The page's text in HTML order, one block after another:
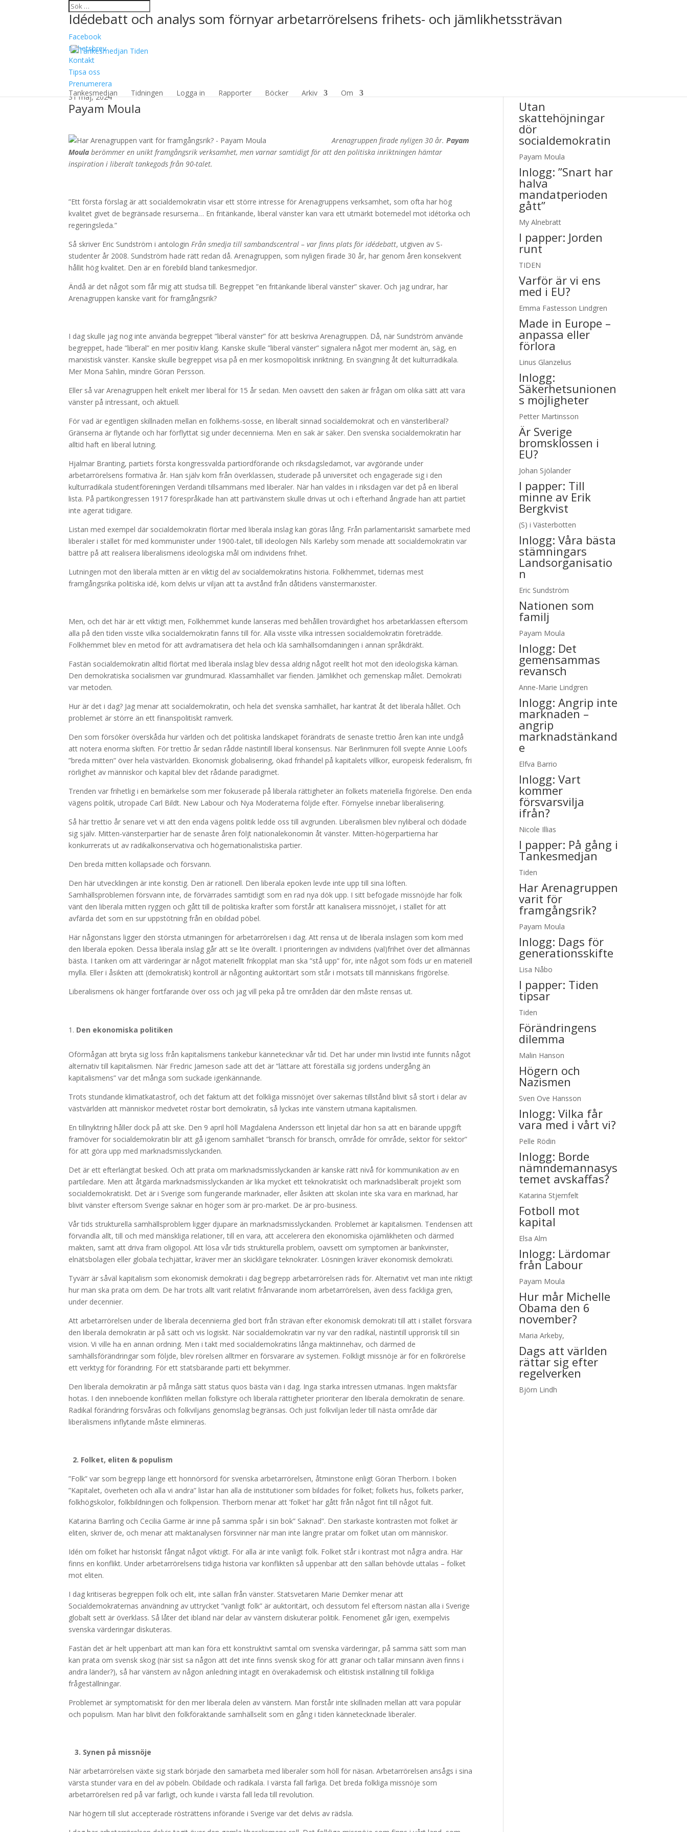
Idédebatt och analys som förnyar arbetarrörelsens frihets- och jämlikhetssträvan
Facebook
Nyhetsbrev
Kontakt
Tipsa oss
Prenumerera
Tankesmedjan
Tidningen Logga in Rapporter Böcker Arkiv Om
Har Arenagruppen varit för framgångsrik?
31 maj, 2024
Payam Moula
Arenagruppen firade nyligen 30 år.Payam
Moula berömmer en unikt framgångsrik verksamhet, men varnar samtidigt för att den politiska inriktningen hämtar
inspiration i liberalt tankegods från 90-talet.
”Ett första förslag är att socialdemokratin visar ett större intresse för Arenagruppens verksamhet, som ofta har hög
kvalitet givet de begränsade resurserna… En fritänkande, liberal vänster kan vara ett utmärkt botemedel mot idétorka och
regeringsleda.”
Så skriver Eric Sundström i antologinFrån smedja till sambandscentral – var finns plats för idédebatt, utgiven av S-
studenter år 2008. Sundström hade rätt redan då. Arenagruppen, som nyligen firade 30 år, har genom åren konsekvent
hållit hög kvalitet. Den är en förebild bland tankesmedjor.
Ändå är det något som får mig att studsa till. Begreppet ”en fritänkande liberal vänster” skaver. Och jag undrar, har
Arenagruppen kanske varit för framgångsrik?
I dag skulle jag nog inte använda begreppet ”liberal vänster” för att beskriva Arenagruppen. Då, när Sundström använde
begreppet, hade ”liberal” en mer positiv klang. Kanske skulle ”liberal vänster” signalera något mer modernt än, säg, en
marxistisk vänster. Kanske skulle begreppet visa på en mer kosmopolitisk inriktning. En svängning åt det kulturradikala.
Mer Mona Sahlin, mindre Göran Persson.
Eller så var Arenagruppen helt enkelt mer liberal för 15 år sedan. Men oavsett den saken är frågan om olika sätt att vara
vänster på intressant, och aktuell.
För vad är egentligen skillnaden mellan en folkhems-sosse, en liberalt sinnad socialdemokrat och en vänsterliberal?
Gränserna är flytande och har förflyttat sig under decennierna. Men en sak är säker. Den svenska socialdemokratin har
alltid haft en liberal lutning.
Hjalmar Branting, partiets första kongressvalda partiordförande och riksdagsledamot, var avgörande under
arbetarrörelsens formativa år. Han själv kom från överklassen, studerade på universitet och engagerade sig i den
kulturradikala studentföreningen Verdandi tillsammans med liberaler. När han valdes in i riksdagen var det på en liberal
lista. På partikongressen 1917 förespråkade han att partivänstern skulle drivas ut och i efterhand ångrade han att partiet
inte agerat tidigare.
Listan med exempel där socialdemokratin flörtar med liberala inslag kan göras lång. Från parlamentariskt samarbete med
liberaler i stället för med kommunister under 1900-talet, till ideologen Nils Karleby som menade att socialdemokratin var
bättre på att realisera liberalismens ideologiska mål om individens frihet.
Lutningen mot den liberala mitten är en viktig del av socialdemokratins historia. Folkhemmet, tidernas mest
framgångsrika politiska idé, kom delvis ur viljan att ta avstånd från dåtidens vänstermarxister.
Men, och det här är ett viktigt men, Folkhemmet kunde lanseras med behållen trovärdighet hos arbetarklassen eftersom
alla på den tiden visste vilka socialdemokratin fanns till för. Alla visste vilka intressen socialdemokratin företrädde.
Folkhemmet blev en metod för att avdramatisera det hela och klä samhällsomdaningen i annan språkdräkt.
Fastän socialdemokratin alltid flörtat med liberala inslag blev dessa aldrig något reellt hot mot den ideologiska kärnan.
Den demokratiska socialismen var grundmurad. Klassamhället var fienden. Jämlikhet och gemenskap målet. Demokrati
var metoden.
Hur är det i dag? Jag menar att socialdemokratin, och hela det svenska samhället, har kantrat åt det liberala hållet. Och
problemet är större än ett finanspolitiskt ramverk.
Den som försöker överskåda hur världen och det politiska landskapet förändrats de senaste trettio åren kan inte undgå
att notera enorma skiften. För trettio år sedan rådde nästintill liberal konsensus. När Berlinmuren föll svepte Annie Lööfs
”breda mitten” över hela västvärlden. Ekonomisk globalisering, ökad frihandel på kapitalets villkor, europeisk federalism, fri
rörlighet av människor och kapital blev det rådande paradigmet.
Trenden var frihetlig i en bemärkelse som mer fokuserade på liberala rättigheter än folkets materiella frigörelse. Den enda
vägens politik, utropade Carl Bildt. New Labour och Nya Moderaterna följde efter. Förnyelse innebar liberalisering.
Så här trettio år senare vet vi att den enda vägens politik ledde oss till avgrunden. Liberalismen blev nyliberal och dödade
sig själv. Mitten-vänsterpartier har de senaste åren följt nationalekonomin åt vänster. Mitten-högerpartierna har
konkurrerats ut av radikalkonservativa och högernationalistiska partier.
Den breda mitten kollapsade och försvann.
Den här utvecklingen är inte konstig. Den är rationell. Den liberala epoken levde inte upp till sina löften.
Samhällsproblemen försvann inte, de förvärrades samtidigt som en rad nya dök upp. I sitt befogade missnöjde har folk
vänt den liberala mitten ryggen och gått till de politiska krafter som förstår att kanalisera missnöjet, i stället för att
avfärda det som en sur uppstötning från en obildad pöbel.
Här någonstans ligger den största utmaningen för arbetarrörelsen i dag. Att rensa ut de liberala inslagen som kom med
den liberala epoken. Dessa liberala inslag går att se lite överallt. I prioriteringen av individens (val)frihet över det allmännas
bästa. I tanken om att värderingar är något materiellt frikopplat man ska ”stå upp” för, inte något som föds ur en materiell
mylla. Eller i åsikten att (demokratisk) kontroll är någonting auktoritärt som står i motsats till människans frigörelse.
Liberalismens ok hänger fortfarande över oss och jag vill peka på tre områden där den måste rensas ut.
Den ekonomiska politiken
Oförmågan att bryta sig loss från kapitalismens tankebur kännetecknar vår tid. Det har under min livstid inte funnits något
alternativ till kapitalismen. När Fredric Jameson sade att det är ”lättare att föreställa sig jordens undergång än
kapitalismens” var det många som suckade igenkännande.
Trots stundande klimatkatastrof, och det faktum att det folkliga missnöjet över sakernas tillstånd blivit så stort i delar av
västvärlden att människor medvetet röstar bort demokratin, så lyckas inte vänstern utmana kapitalismen.
En tillnyktring håller dock på att ske. Den 9 april höll Magdalena Andersson ett linjetal där hon sa att en bärande uppgift
framöver för socialdemokratin blir att gå igenom samhället ”bransch för bransch, område för område, sektor för sektor”
för att göra upp med marknadsmisslyckanden.
Det är ett efterlängtat besked. Och att prata om marknadsmisslyckanden är kanske rätt nivå för kommunikation av en
partiledare. Men att åtgärda marknadsmisslyckanden är lika mycket ett teknokratiskt och marknadsliberalt projekt som
socialdemokratiskt. Det är i Sverige som fungerande marknader, eller åsikten att skolan inte ska vara en marknad, har
blivit vänster eftersom Sverige saknar en höger som är pro-market. De är pro-business.
Vår tids strukturella samhällsproblem ligger djupare än marknadsmisslyckanden. Problemet är kapitalismen. Tendensen att
förvandla allt, till och med mänskliga relationer, till en vara, att accelerera den ekonomiska ojämlikheten och därmed
makten, samt att driva fram oligopol. Att lösa vår tids strukturella problem, oavsett om symptomen är bankvinster,
elnätsbolagen eller globala techjättar, kräver mer än skickligare teknokrater. Lösningen kräver ekonomisk demokrati.
Tyvärr är såväl kapitalism som ekonomisk demokrati i dag begrepp arbetarrörelsen räds för. Alternativt vet man inte riktigt
hur man ska prata om dem. De har trots allt varit relativt frånvarande inom arbetarrörelsen, även dess fackliga gren,
under decennier.
Att arbetarrörelsen under de liberala decennierna gled bort från strävan efter ekonomisk demokrati till att i stället försvara
den liberala demokratin är på sätt och vis logiskt. När socialdemokratin var ny var den radikal, nästintill upprorisk till sin
vision. Vi ville ha en annan ordning. Men i takt med socialdemokratins långa maktinnehav, och därmed de
samhällsförändringar som följde, blev rörelsen alltmer en försvarare av systemen. Folkligt missnöje är för en folkrörelse
ett verktyg för förändring. För ett statsbärande parti ett bekymmer.
Den liberala demokratin är på många sätt status quos bästa vän i dag. Inga starka intressen utmanas. Ingen maktsfär
hotas. I den inneboende konflikten mellan folkstyre och liberala rättigheter prioriterar den liberala demokratin de senare.
Radikal förändring försvåras och folkviljans genomslag begränsas. Och just folkviljan leder till nästa område där
liberalismens inflytande måste elimineras.
2. Folket, eliten & populism
”Folk” var som begrepp länge ett honnörsord för svenska arbetarrörelsen, åtminstone enligt Göran Therborn. I boken
”Kapitalet, överheten och alla vi andra” listar han alla de institutioner som bildades för folket; folkets hus, folkets parker,
folkhögskolor, folkbildningen och folkpension. Therborn menar att ’folket’ har gått från något fint till något fult.
Katarina Barrling och Cecilia Garme är inne på samma spår i sin bok” Saknad”. Den starkaste kontrasten mot folket är
eliten, skriver de, och menar att maktanalysen försvinner när man inte längre pratar om folket utan om människor.
Idén om folket har historiskt fångat något viktigt. För alla är inte vanligt folk. Folket står i kontrast mot några andra. Här
finns en konflikt. Under arbetarrörelsens tidiga historia var konflikten så uppenbar att den sällan behövde uttalas – folket
mot eliten.
I dag kritiseras begreppen folk och elit, inte sällan från vänster. Statsvetaren Marie Demker menar att
Socialdemokraternas användning av uttrycket ”vanligt folk” är auktoritärt, och dessutom fel eftersom nästan alla i Sverige
globalt sett är överklass. Så låter det ibland när delar av vänstern diskuterar politik. Fenomenet går igen, exempelvis
svenska värderingar diskuteras.
Fastän det är helt uppenbart att man kan föra ett konstruktivt samtal om svenska värderingar, på samma sätt som man
kan prata om svensk skog (när sist sa någon att det inte finns svensk skog för att granar och tallar minsann även finns i
andra länder?), så har vänstern av någon anledning intagit en överakademisk och elitistisk inställning till folkliga
frågeställningar.
Problemet är symptomatiskt för den mer liberala delen av vänstern. Man förstår inte skillnaden mellan att vara populär
och populism. Man har blivit den folkföraktande samhällselit som en gång i tiden kännetecknade liberaler.
3. Synen på missnöje
När arbetarrörelsen växte sig stark började den samarbeta med liberaler som höll för näsan. Arbetarrörelsen ansågs i sina
värsta stunder vara en del av pöbeln. Obildade och radikala. I värsta fall farliga. Det breda folkliga missnöje som
arbetarrörelsen red på var farligt, och kunde i värsta fall leda till revolution.
När högern till slut accepterade rösträttens införande i Sverige var det delvis av rädsla.
Utan
skattehöjningar
dör
socialdemokratin
Payam Moula
Inlogg:”Snart har
halva
mandatperioden
gått”
My Alnebratt
I papper: Jorden
runt
TIDEN
Varför är vi ens
med i EU?
Emma Fastesson Lindgren
Made in Europe –
anpassa eller
förlora
Linus Glanzelius
Inlogg:
Säkerhetsunionen
s möjligheter
Petter Martinsson
Är Sverige
bromsklossen i
EU?
Johan Sjölander
I papper: Till
minne av Erik
Bergkvist
(S) i Västerbotten
Inlogg:Våra bästa
stämningars
Landsorganisatio
n
Eric Sundström
Nationen som
familj
Payam Moula
Inlogg: Det
gemensammas
revansch
Anne-Marie Lindgren
Inlogg:Angrip inte
marknaden –
angrip
marknadstänkand
e
Elfva Barrio
Inlogg:Vart
kommer
försvarsvilja
ifrån?
Nicole Illias
I papper: På gång i
Tankesmedjan
Tiden
Har Arenagruppen
varit för
framgångsrik?
Payam Moula
Inlogg: Dags för
generationsskifte
Lisa Nåbo
I papper: Tiden
tipsar
Tiden
Förändringens
dilemma
Malin Hanson
Högern och
Nazismen
Sven Ove Hansson
Inlogg:Vilka får
vara med i vårt vi?
Pelle Rödin
Inlogg: Borde
nämndemannasys
temet avskaffas?
Katarina Stjernfelt
Fotboll mot
kapital
Elsa Alm
Inlogg: Lärdomar
från Labour
Payam Moula
Hur mår Michelle
Obama den 6
november?
Maria Arkeby,
Dags att världen
rättar sig efter
regelverken
Björn Lindh